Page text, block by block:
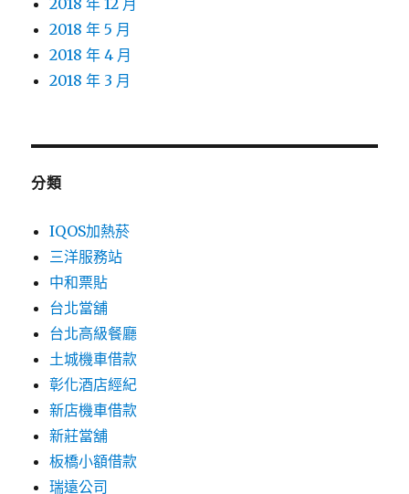
2018 年 12 月
2018 年 5 月
2018 年 4 月
2018 年 3 月
分類
IQOS加熱菸
三洋服務站
中和票貼
台北當舖
台北高級餐廳
土城機車借款
彰化酒店經紀
新店機車借款
新莊當舖
板橋小額借款
瑞遠公司